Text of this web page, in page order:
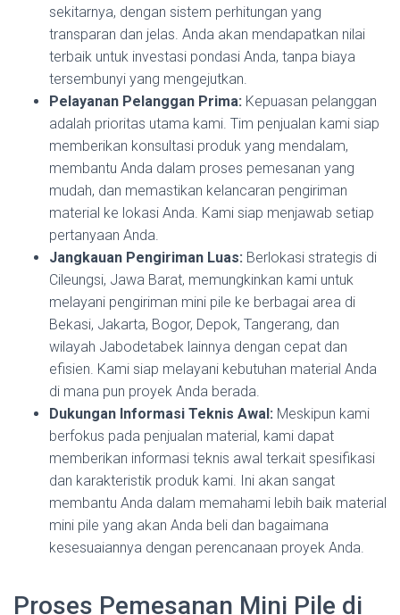
sekitarnya, dengan sistem perhitungan yang
transparan dan jelas. Anda akan mendapatkan nilai
terbaik untuk investasi pondasi Anda, tanpa biaya
tersembunyi yang mengejutkan.
Pelayanan Pelanggan Prima: Kepuasan pelanggan
adalah prioritas utama kami. Tim penjualan kami siap
memberikan konsultasi produk yang mendalam,
membantu Anda dalam proses pemesanan yang
mudah, dan memastikan kelancaran pengiriman
material ke lokasi Anda. Kami siap menjawab setiap
pertanyaan Anda.
Jangkauan Pengiriman Luas: Berlokasi strategis di
Cileungsi, Jawa Barat, memungkinkan kami untuk
melayani pengiriman mini pile ke berbagai area di
Bekasi, Jakarta, Bogor, Depok, Tangerang, dan
wilayah Jabodetabek lainnya dengan cepat dan
efisien. Kami siap melayani kebutuhan material Anda
di mana pun proyek Anda berada.
Dukungan Informasi Teknis Awal: Meskipun kami
berfokus pada penjualan material, kami dapat
memberikan informasi teknis awal terkait spesifikasi
dan karakteristik produk kami. Ini akan sangat
membantu Anda dalam memahami lebih baik material
mini pile yang akan Anda beli dan bagaimana
kesesuaiannya dengan perencanaan proyek Anda.
Proses Pemesanan Mini Pile di